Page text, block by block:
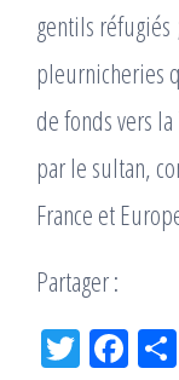
gentils réfugiés
pleurnicheries
de fonds vers
par le sultan,
France et
Partager :
Tw Fac